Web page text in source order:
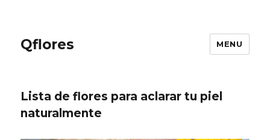
Qflores MENU
Lista de flores para aclarar tu piel
naturalmente